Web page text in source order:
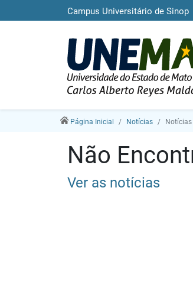
Campus Universitário de Sinop
Página Inicial Notícias Notícias
Não
Ver as notícias